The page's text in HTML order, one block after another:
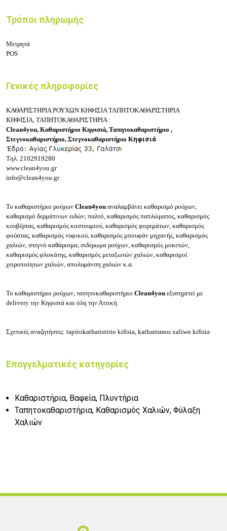
Τρόποι πληρωμής
Μετρητά
POS
Γενικές πληροφορίες
ΚΑΘΑΡΙΣΤΗΡΙΑ ΡΟΥΧΩΝ ΚΗΦΙΣΙΑ ΤΑΠΗΤΟΚΑΘΑΡΙΣΤΗΡΙΑ
ΚΗΦΙΣΙΑ, ΤΑΠΗΤΟΚΑΘΑΡΙΣΤΗΡΙΑ :
Clean4you, Καθαριστήριο Κηφισιά, Ταπητοκαθαριστήριο ,
Στεγνοκαθαριστήριο, Στεγνοκαθαριστήριο Κηφισιά
Τηλ. 2102919280
www.clean4you.gr
info@clean4you.gr
Το καθαριστήριο ρούχων Clean4you αναλαμβάνει καθαρισμό ρούχων,
καθαρισμό δερμάτινων ειδών, παλτό, καθαρισμός παπλώματος, καθαρισμός
κουβέρτας, καθαρισμός κοστουμιού, καθαρισμός φορεμάτων, καθαρισμός
φούστας, καθαρισμός νυφικού, καθαρισμός μπουφάν μηχανής, καθαρισμός
χαλιών, στεγνό καθάρισμα, σιδέρωμα ρούχων, καθαρισμός μοκετών,
καθαρισμός φλοκάτης, καθαρισμός μεταξωτών χαλιών, καθαρισμοί
χειροποίητων χαλιών, απολυμάνση χαλιών κ.α.
Το καθαριστήριο ρούχων, ταπητοκαθαριστήριο Clean4you εξυπηρετεί με
delivery την Κηφισιά και όλη την Αττική.
Σχετικές αναζητήσεις: tapitokatharistirio kifisia, katharismos xaliwn kifisia
Επαγγελματικές κατηγορίες
Καθαριστήρια, Βαφεία, Πλυντήρια
Ταπητοκαθαριστήρια, Καθαρισμός Χαλιών, Φύλαξη
Χαλιών